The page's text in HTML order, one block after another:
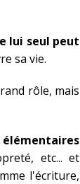
lui seul peut
sa vie.
rôle, mais
etc... et
l'écriture,